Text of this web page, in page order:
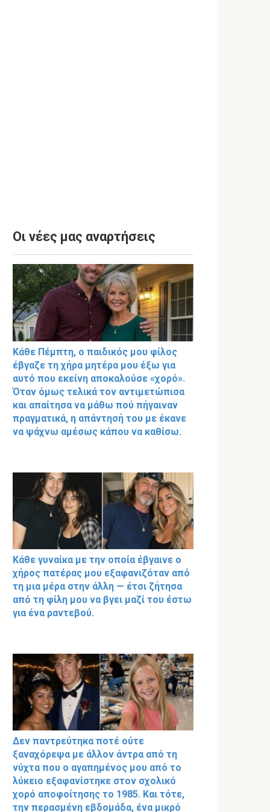
Οι νέες μας αναρτήσεις
Κάθε Πέμπτη, ο παιδικός μου φίλος
έβγαζε τη χήρα μητέρα μου έξω για
αυτό που εκείνη αποκαλούσε «χορό».
Όταν όμως τελικά τον αντιμετώπισα
και απαίτησα να μάθω πού πήγαιναν
πραγματικά, η απάντησή του με έκανε
να ψάχνω αμέσως κάπου να καθίσω.
Κάθε γυναίκα με την οποία έβγαινε ο
χήρος πατέρας μου εξαφανιζόταν από
τη μια μέρα στην άλλη — έτσι ζήτησα
από τη φίλη μου να βγει μαζί του έστω
για ένα ραντεβού.
Δεν παντρεύτηκα ποτέ ούτε
ξαναχόρεψα με άλλον άντρα από τη
νύχτα που ο αγαπημένος μου από το
λύκειο εξαφανίστηκε στον σχολικό
χορό αποφοίτησης το 1985. Και τότε,
την περασμένη εβδομάδα, ένα μικρό